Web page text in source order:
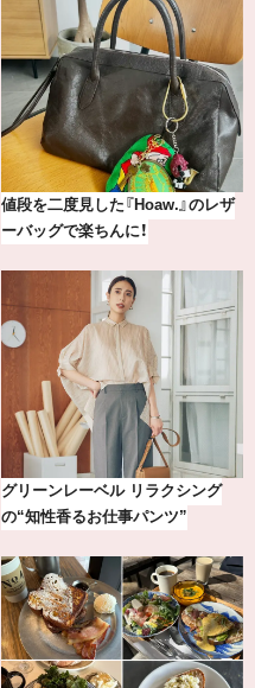
【BAILA×OMO】ウオズミアミ描き
下ろし！金沢の旅リスト
気分が上がる「フルラ」のアイウェ
アを「眼鏡市場」で探して。